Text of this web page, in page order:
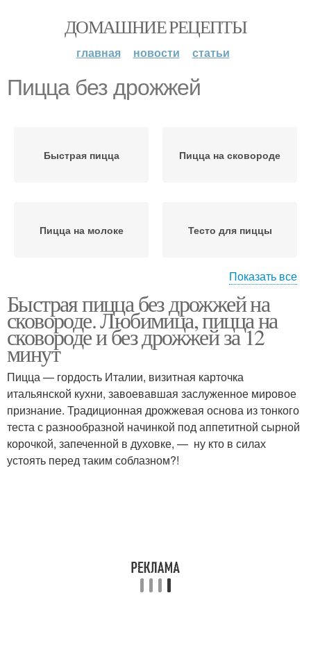
ДОМАШНИЕ РЕЦЕПТЫ
главная новости статьи
Пицца без дрожжей
Быстрая пицца Пицца на сковороде
Пицца на молоке Тесто для пиццы
Пицца в духовке Тест для пиццы
Воздушная пицца Ленивая пицца
Заливная пицца
Показать все
Быстрая пицца без дрожжей на
сковороде. Любимица, пицца на
сковороде и без дрожжей за 12
минут
Пицца — гордость Италии, визитная карточка
итальянской кухни, завоевавшая заслуженное мировое
признание. Традиционная дрожжевая основа из тонкого
теста с разнообразной начинкой под аппетитной сырной
корочкой, запеченной в духовке, — ну кто в силах
устоять перед таким соблазном?!